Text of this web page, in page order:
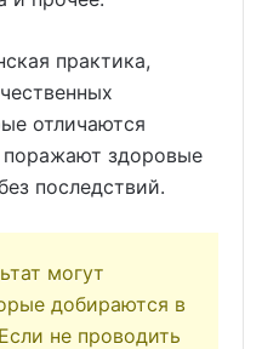
практика,
отличаются
здоровые
последствий.
могут
добираются в
не проводить